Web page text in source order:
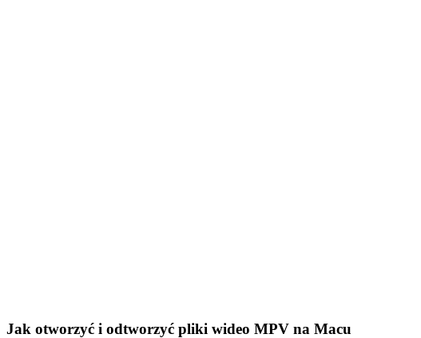
Jak otworzyć i odtworzyć pliki wideo MPV na Macu